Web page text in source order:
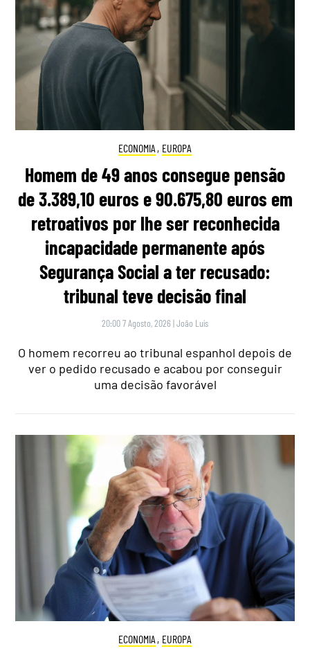
ECONOMIA , EUROPA
Homem de 49 anos consegue pensão
de 3.389,10 euros e 90.675,80 euros em
retroativos por lhe ser reconhecida
incapacidade permanente após
Segurança Social a ter recusado:
tribunal teve decisão final
20:00 7 Agosto, 2026 |João Luís
O homem recorreu ao tribunal espanhol depois de
ver o pedido recusado e acabou por conseguir
uma decisão favorável
ECONOMIA , EUROPA